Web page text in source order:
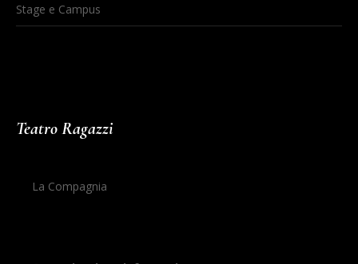
Stage e Campus
Teatro Ragazzi
La Compagnia